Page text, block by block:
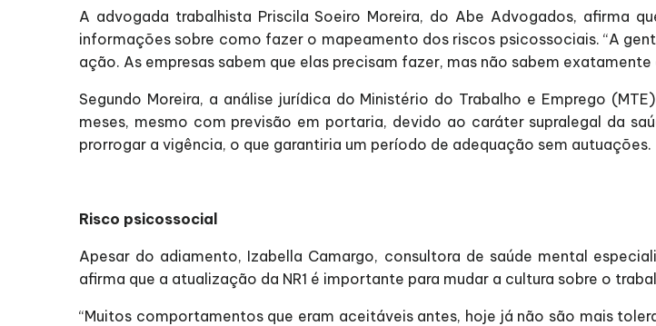
A advogada trabalhista Priscila Soeiro Moreira, do Abe Advogados, afirma
informações sobre como fazer o mapeamento dos riscos psicossociais. “A
ação. As empresas sabem que elas precisam fazer, mas não sabem
Segundo Moreira, a análise jurídica do Ministério do Trabalho e Emprego
meses, mesmo com previsão em portaria, devido ao caráter supralegal da
prorrogar a vigência, o que garantiria um período de adequação sem autuações.
Risco psicossocial
Apesar do adiamento, Izabella Camargo, consultora de saúde mental
afirma que a atualização da NR1 é importante para mudar a cultura sobre o
“Muitos comportamentos que eram aceitáveis antes, hoje já não são mais